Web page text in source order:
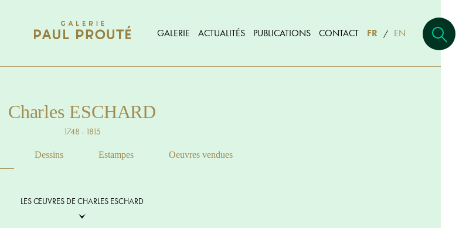
GALERIE ACTUALITÉS PUBLICATIONS CONTACT FR / EN
Charles ESCHARD
1748 - 1815
Dessins Estampes Oeuvres vendues
LES ŒUVRES DE CHARLES ESCHARD